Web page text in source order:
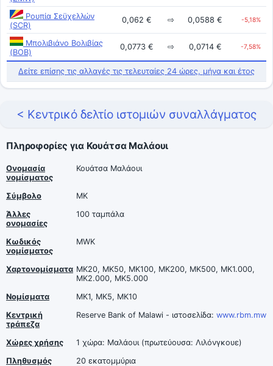
Ρουπία Σεϋχελλών
(SCR)
0,062 € ⇨ 0,0588 € -5,18%
Μπολιβιάνο Βολιβίας
(BOB)
0,0773 € ⇨ 0,0714 € -7,58%
Δείτε επίσης τις αλλαγές τις τελευταίες 24 ώρες, μήνα και έτος
< Κεντρικό δελτίο ιστομιών συναλλάγματος
Πληροφορίες για Κουάτσα Μαλάουι
Ονομασία
νομίσματος
Κουάτσα Μαλάουι
Σύμβολο
MK
Άλλες
ονομασίες
100 ταμπάλα
Κωδικός
νομίσματος
MWK
Χαρτονομίσματα MK20, MK50, MK100, MK200, MK500, MK1.000,
MK2.000, MK5.000
Νομίσματα
MK1, MK5, MK10
Κεντρική
τράπεζα
Reserve Bank of Malawi - ιστοσελίδα: www.rbm.mw
Χώρες χρήσης
1 χώρα: Μαλάουι (πρωτεύουσα: Λιλόνγκουε)
Πληθυσμός
20 εκατομμύρια